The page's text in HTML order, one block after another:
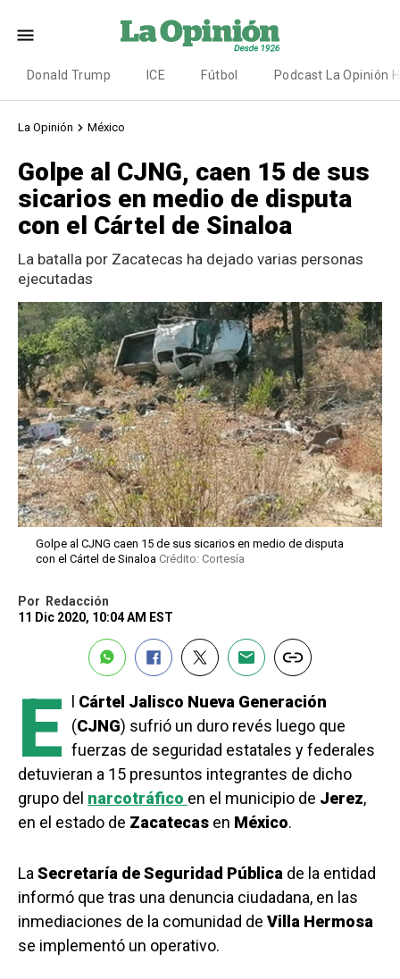
Donald Trump ICE Fútbol Podcast La Opinión
La Opinión México
Golpe al CJNG, caen 15 de sus
sicarios en medio de disputa
con el Cártel de Sinaloa
La batalla por Zacatecas ha dejado varias personas
ejecutadas
Golpe al CJNG caen 15 de sus sicarios en medio de disputa
con el Cártel de Sinaloa Crédito: Cortesía
Por Redacción
11 Dic 2020, 10:04 AM EST
E l Cártel Jalisco Nueva Generación
(CJNG) sufrió un duro revés luego que
fuerzas de seguridad estatales y federales
detuvieran a 15 presuntos integrantes de dicho
grupo del narcotráfico en el municipio de Jerez,
en el estado de Zacatecas en México.
La Secretaría de Seguridad Pública de la entidad
informó que tras una denuncia ciudadana, en las
inmediaciones de la comunidad de Villa Hermosa
se implementó un operativo.